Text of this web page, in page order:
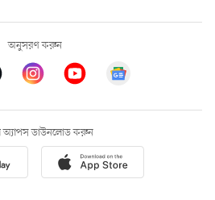
অনুসরণ করুন
অ্যাপস ডাউনলোড করুন